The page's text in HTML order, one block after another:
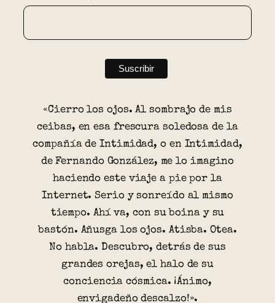
«Cierro los ojos. Al sombrajo de mis
ceibas, en esa frescura soledosa de la
compañía de Intimidad, o en Intimidad,
de Fernando González, me lo imagino
haciendo este viaje a pie por la
Internet. Serio y sonreído al mismo
tiempo. Ahí va, con su boina y su
bastón. Añusga los ojos. Atisba. Otea.
No habla. Descubro, detrás de sus
grandes orejas, el halo de su
conciencia cósmica. ¡Ánimo,
envigadeño descalzo!».